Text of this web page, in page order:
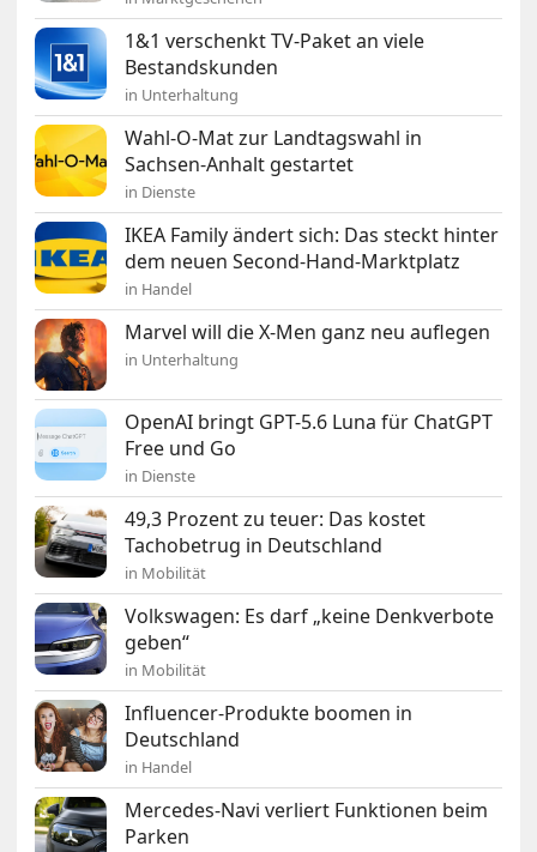
1&1 verschenkt TV-Paket an viele
Bestandskunden
in Unterhaltung
Wahl-O-Mat zur Landtagswahl in
Sachsen-Anhalt gestartet
in Dienste
IKEA Family ändert sich: Das steckt hinter
dem neuen Second-Hand-Marktplatz
in Handel
Marvel will die X-Men ganz neu auflegen
in Unterhaltung
OpenAI bringt GPT-5.6 Luna für ChatGPT
Free und Go
in Dienste
49,3 Prozent zu teuer: Das kostet
Tachobetrug in Deutschland
in Mobilität
Volkswagen: Es darf „keine Denkverbote
geben“
in Mobilität
Influencer-Produkte boomen in
Deutschland
in Handel
Mercedes-Navi verliert Funktionen beim
Parken